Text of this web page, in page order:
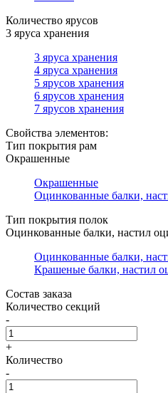
Количество ярусов
3 яруса хранения
3 яруса хранения
4 яруса хранения
5 ярусов хранения
6 ярусов хранения
7 ярусов хранения
Свойства элементов:
Тип покрытия рам
Окрашенные
Окрашенные
Оцинкованные балки,
Тип покрытия полок
Оцинкованные балки, настил
Оцинкованные балки,
Крашеные балки, настил
Состав заказа
Количество секций
-
+
Количество
-